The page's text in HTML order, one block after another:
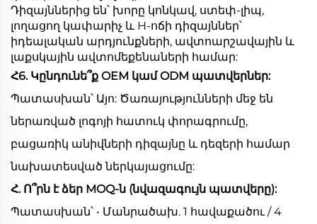
Դիզայններից են՝ խորը կոնկավ, ստեփ-լիպ,
լողացող կափարիչ և H-ոճի դիզայններ՝
իդեալական արդյունքների, ավտոարշավային և
լաքսկային ավտոմեքենաների համար:
Հ6. Կընդունե՞ք OEM կամ ODM պատվերներ:
Պատասխան՝ Այո: Ծառայությունների մեջ են
ներառված լոգոյի հատուկ փորագրումը,
բացառիկ անիվների դիզայնը և դեզերի համար
նախատեսված ներկայացումը:
Հ. Ո՞րն է ձեր MOQ-ն (նվազագույն պատվերը):
Պատասխան՝ • Մանրածախ. 1 հավաքածու / 4